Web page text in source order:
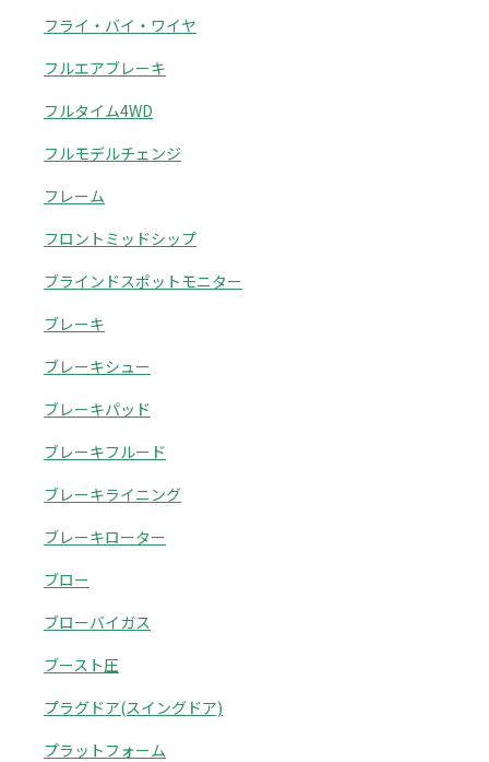
フライ・バイ・ワイヤ
フルエアブレーキ
フルタイム4WD
フルモデルチェンジ
フレーム
フロントミッドシップ
ブラインドスポットモニター
ブレーキ
ブレーキシュー
ブレーキパッド
ブレーキフルード
ブレーキライニング
ブレーキローター
ブロー
ブローバイガス
ブースト圧
プラグドア(スイングドア)
プラットフォーム